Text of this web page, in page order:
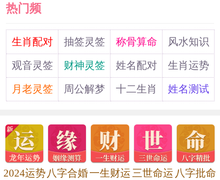
豁出去了，一定要跟把对方也给拖
下水，大家拼个鱼死网破好了。也正是
因为这样，属狗人经常是变得十分的强
势不退步。
双重太岁
2022年五大生肖犯太岁
热门频
道生肖配对 抽签灵签 称骨算命
风水知识
观音灵签
财神灵签 姓名配对
生肖运势
月老灵签
周公解梦 十二生肖 姓名测试
2024运势 八字合婚一生财运三世命运 八字批命